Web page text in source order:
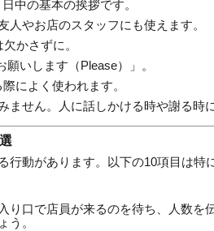
中の基本の挨拶です。
人やお店のスタッフにも使えます。
かさずに。
いします（Please）」。
によく使われます。
ません。人に話しかける時や謝る時に
動があります。以下の10項目は特
り口で店員が来るのを待ち、人数を
う。